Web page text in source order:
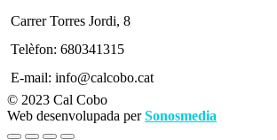
Carrer Torres Jordi, 8
Telèfon: 680341315
E-mail: info@calcobo.cat
© 2023 Cal Cobo
Web desenvolupada perSonosmedia